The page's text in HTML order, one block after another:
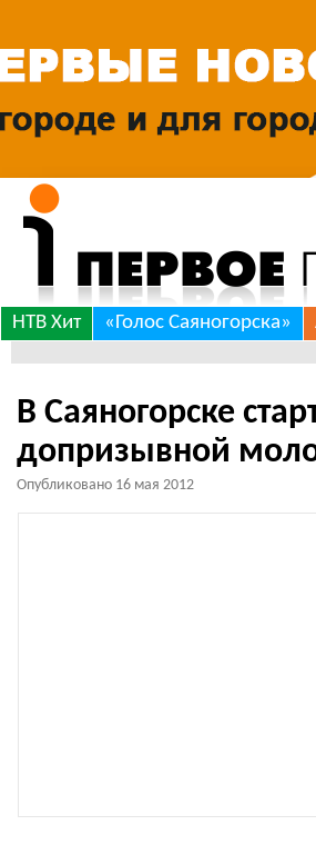
Skip
НТВ Хит «Голос Саяногорска»
В Саяногорске
допризывной
Опубликовано 16 мая 2012